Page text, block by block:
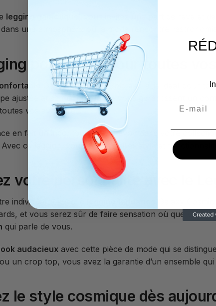
legging galactique
, vous invitez une part de rêve et
une atmosphère où la mode rencontre
polyvalent pour toutes
Galaxy Cosmic – Gold est l’allié idéal pour
ajustée et sa matière douce vous garantissent un
vos aventures.
en fait un incontournable à avoir dans votre
ce legging, vous pouvez allier style et
votre personnalité avec le
individualité avec le
Galaxy
et vous serez sûr de faire sensation où que vous
qui parle de vous.
audacieuxavec cette pièce de mode qui se
un crop top, vous avez la garantie d’un ensemble
le style cosmique dès